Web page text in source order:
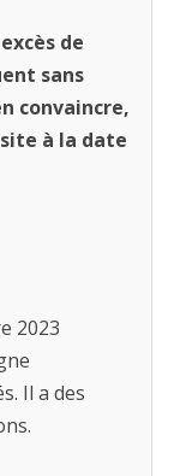
de
sans
convaincre,
à la date
2023
Il a des